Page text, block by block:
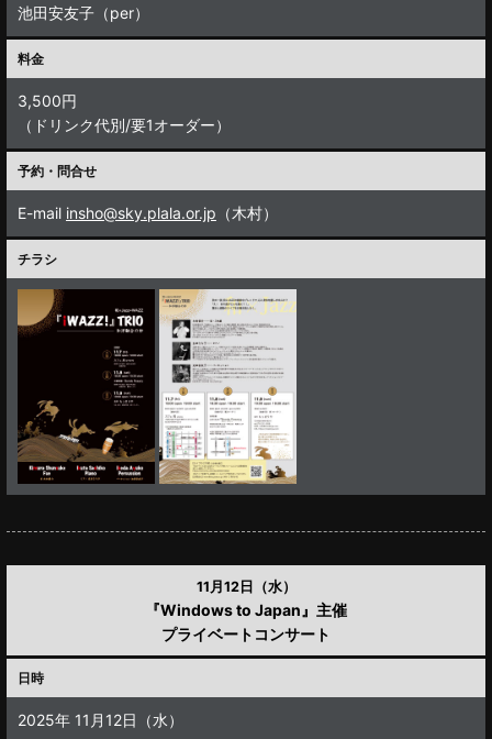
池田安友子（per）
料金
3,500円
（ドリンク代別/要1オーダー）
予約・問合せ
E-mail insho@sky.plala.or.jp （木村）
チラシ
11月12日（水）
『Windows to Japan』主催
プライベートコンサート
日時
2025年 11月12日（水）